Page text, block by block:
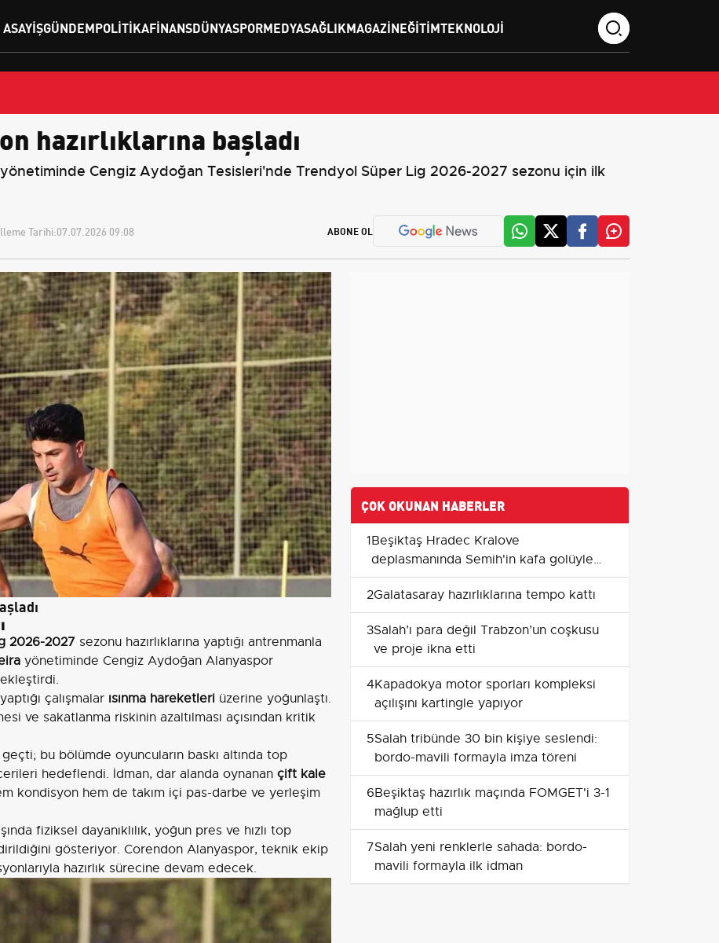
ASAYIŞGÜNDEMPOLITIKAFINANSDÜNYASPORMEDYASAĞLIKMAGAZINEĞITIMTEKNOLOJI
hazırlıklarına başladı
Cengiz Aydoğan Tesisleri'nde Trendyol Süper Lig 2026-2027 sezonu için ilk
Tarihi:07.07.2026 09:08 ABONE OL
2026-2027 sezonu hazırlıklarına yaptığı antrenmanla
yönetiminde Cengiz Aydoğan Alanyaspor
çalışmalar ısınma hareketleri üzerine yoğunlaştı.
ve sakatlanma riskinin azaltılması açısından kritik
geçti; bu bölümde oyuncuların baskı altında top
hedeflendi. İdman, dar alanda oynanan çift kale
kondisyon hem de takım içi pas-darbe ve yerleşim
fiziksel dayanıklılık, yoğun pres ve hızlı top
gösteriyor. Corendon Alanyaspor, teknik ekip
hazırlık sürecine devam edecek.
ÇOK OKUNAN HABERLER
1Beşiktaş Hradec Kralove
deplasmanında Semih'in kafa golüyle
avantaj kazandı
2Galatasaray hazırlıklarına tempo kattı
3Salah’ı para değil Trabzon’un coşkusu
ve proje ikna etti
4Kapadokya motor sporları kompleksi
açılışını kartingle yapıyor
5Salah tribünde 30 bin kişiye seslendi:
bordo-mavili formayla imza töreni
6Beşiktaş hazırlık maçında FOMGET'i 3-1
mağlup etti
7Salah yeni renklerle sahada: bordo-
mavili formayla ilk idman